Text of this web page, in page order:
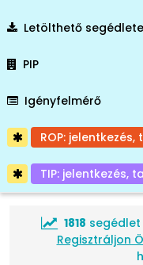
Letölthető
PIP
Igényfelmérő
ROP:
TIP: jelentkezés,
1818
Regisztráljon